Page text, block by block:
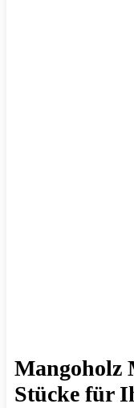
Mangoholz
Stücke für